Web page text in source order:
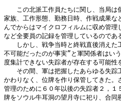
この北派工作員たちに関し、当局は
家族、工作形態、勤務日時、作戦成果
んでからはマイクロフィルムに収め管
など全要員の記録を管理しているのであ
しかし、戦争当時と終戦直後消えた
不可能だったのが事実”と軍関係者はい
度集計できない失踪者が存在する可能性
その間、軍は把握したあらゆる失踪
かわりなく、位牌を作り保管してきた
管理のために６０年以後の失踪者２，
牌をソウル牛耳洞の望月寺に祀り、合同